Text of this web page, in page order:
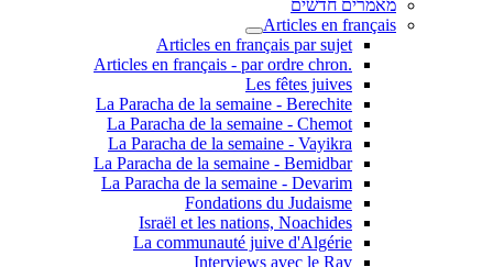
מאמרים חדשים
Articles en français
Articles en français par sujet
.Articles en français - par ordre chron
Les fêtes juives
La Paracha de la semaine - Berechite
La Paracha de la semaine - Chemot
La Paracha de la semaine - Vayikra
La Paracha de la semaine - Bemidbar
La Paracha de la semaine - Devarim
Fondations du Judaisme
Israël et les nations, Noachides
La communauté juive d'Algérie
Interviews avec le Rav